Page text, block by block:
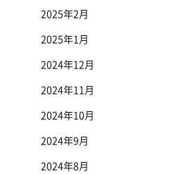
2025年2月
2025年1月
2024年12月
2024年11月
2024年10月
2024年9月
2024年8月